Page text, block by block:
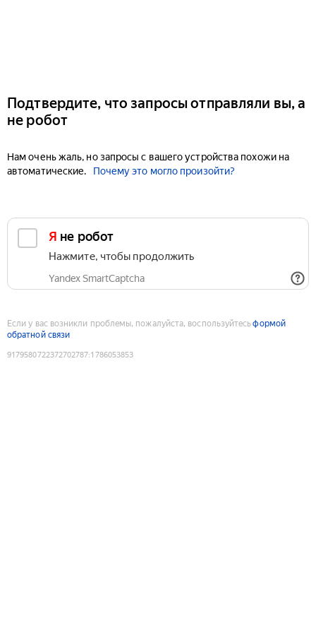
Подтвердите, что запросы отправляли вы, а
не робот
Нам очень жаль, но запросы с вашего устройства похожи на
автоматические.
Почему это могло произойти?
Я не робот
Нажмите, чтобы продолжить
Yandex SmartCaptcha
Если у вас возникли проблемы, пожалуйста, воспользуйтесьформой
обратной связи
9179580722372702787:1786053853